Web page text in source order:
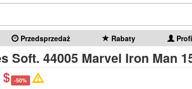
Przedsprzedaż Rabaty
Soft. 44005 Marvel Iron Man
-50%